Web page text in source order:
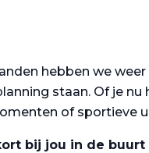
hebben we
staan. Of je
of sportieve
bij jou in de buurt